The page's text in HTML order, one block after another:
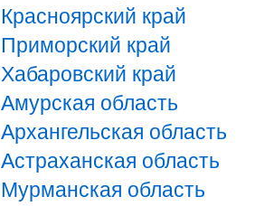
Красноярский край
Приморский край
Хабаровский край
Амурская область
Архангельская область
Астраханская область
Мурманская область